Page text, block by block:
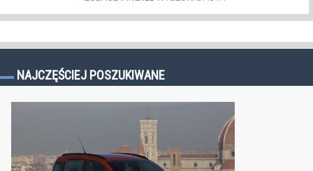
NAJCZĘŚCIEJ POSZUKIWANE